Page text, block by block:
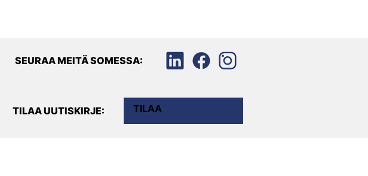
SEURAA MEITÄ SOMESSA:
TILAA UUTISKIRJE: TILAA